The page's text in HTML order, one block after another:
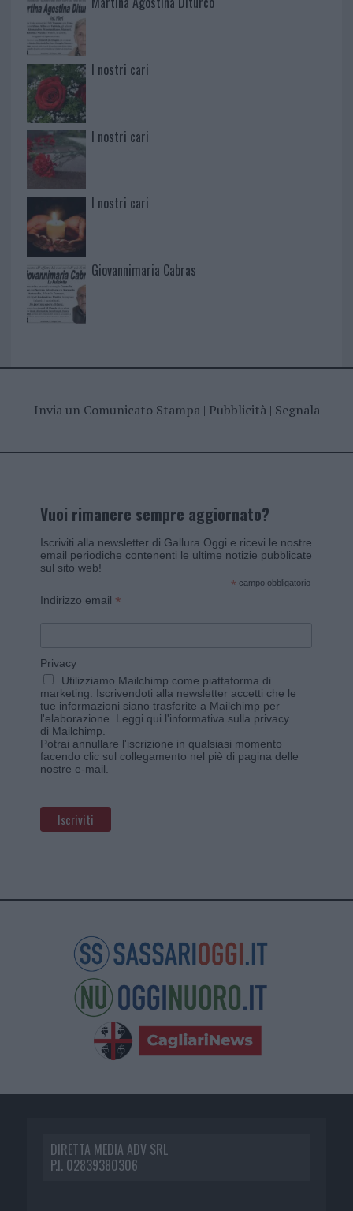
I nostri cari
I nostri cari
I nostri cari
Giovannimaria Cabras
Invia un Comunicato Stampa| Pubblicità| Segnala
Vuoi rimanere sempre aggiornato?
Iscriviti alla newsletter di Gallura Oggi e ricevi le nostre
email periodiche contenenti le ultime notizie pubblicate
sul sito web!
* campo obbligatorio
Indirizzo email *
Privacy
Utilizziamo Mailchimp come piattaforma di
marketing. Iscrivendoti alla newsletter accetti che le
tue informazioni siano trasferite a Mailchimp per
l'elaborazione. Leggi qui l'informativa sulla privacy
di Mailchimp
Potrai annullare l'iscrizione in qualsiasi momento
facendo clic sul collegamento nel piè di pagina delle
nostre e-mail.
DIRETTA MEDIA ADV SRL
P.I. 02839380306